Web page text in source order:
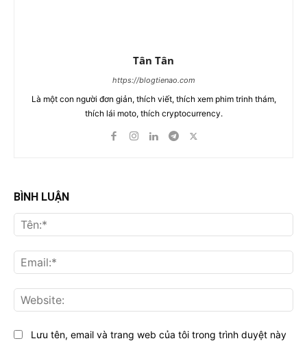
Tân Tân
https://blogtienao.com
Là một con người đơn giản, thích viết, thích xem phim trinh thám,
thích lái moto, thích cryptocurrency.
BÌNH LUẬN
Lưu tên, email và trang web của tôi trong trình duyệt này